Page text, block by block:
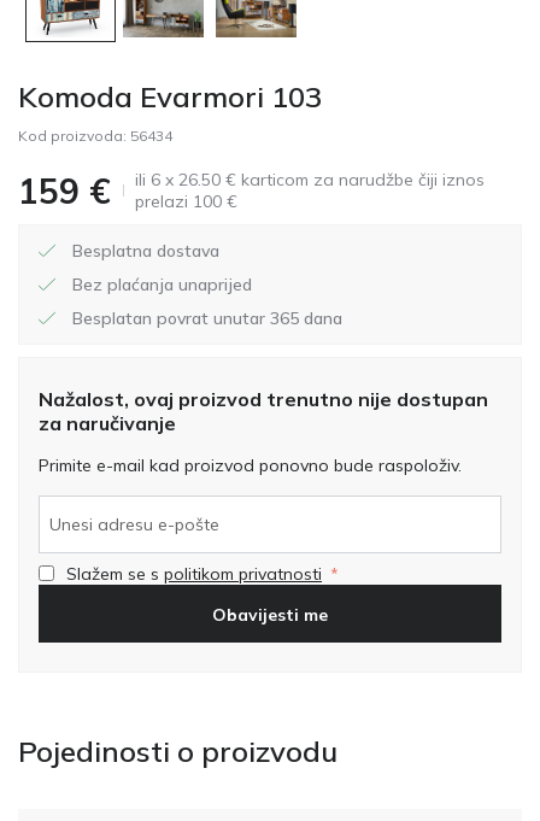
Komoda Evarmori 103
Kod proizvoda: 56434
159 €
ili 6 x 26.50 € karticom za narudžbe čiji iznos
prelazi 100 €
Besplatna dostava
Bez plaćanja unaprijed
Besplatan povrat unutar 365 dana
Nažalost, ovaj proizvod trenutno nije dostupan
za naručivanje
Primite e-mail kad proizvod ponovno bude raspoloživ.
Slažem se s politikom privatnosti
Obavijesti me
Pojedinosti o proizvodu